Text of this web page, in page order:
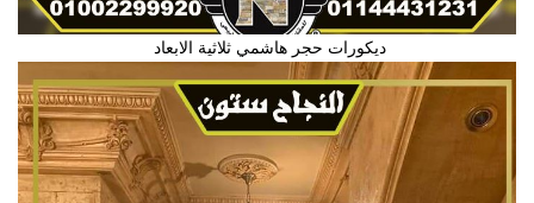
ديكورات حجر هاشمي ثلاثية الابعاد